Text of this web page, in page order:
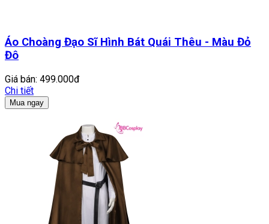
Áo Choàng Đạo Sĩ Hình Bát Quái Thêu - Màu Đỏ
Đô
Giá bán: 499.000đ
Chi tiết
Mua ngay